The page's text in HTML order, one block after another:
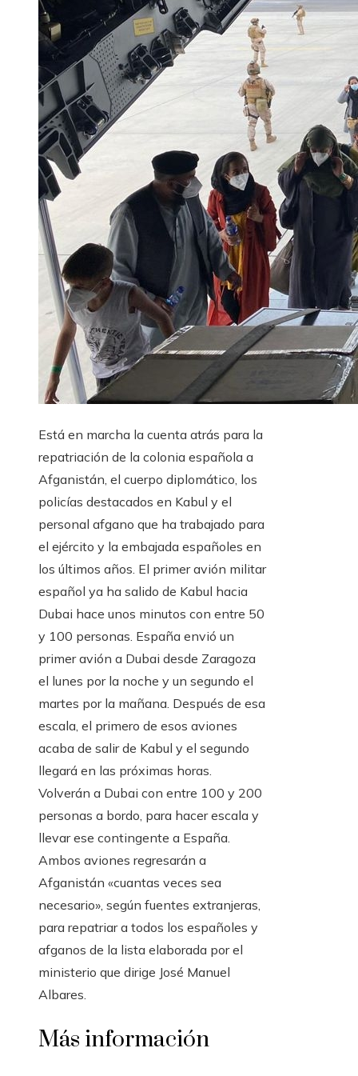
Está en marcha la cuenta atrás para la
repatriación de la colonia española a
Afganistán, el cuerpo diplomático, los
policías destacados en Kabul y el
personal afgano que ha trabajado para
el ejército y la embajada españoles en
los últimos años. El primer avión militar
español ya ha salido de Kabul hacia
Dubai hace unos minutos con entre 50
y 100 personas. España envió un
primer avión a Dubai desde Zaragoza
el lunes por la noche y un segundo el
martes por la mañana. Después de esa
escala, el primero de esos aviones
acaba de salir de Kabul y el segundo
llegará en las próximas horas.
Volverán a Dubai con entre 100 y 200
personas a bordo, para hacer escala y
llevar ese contingente a España.
Ambos aviones regresarán a
Afganistán «cuantas veces sea
necesario», según fuentes extranjeras,
para repatriar a todos los españoles y
afganos de la lista elaborada por el
ministerio que dirige José Manuel
Albares.
Más información